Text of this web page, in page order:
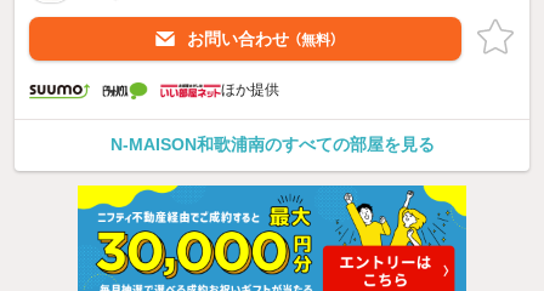
お問い合わせ （無料）
ほか提供
N-MAISON和歌浦南のすべての部屋を見る